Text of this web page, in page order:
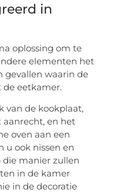
in
oplossing om te
elementen het
gevallen waarin de
de eetkamer.
van de kookplaat,
aanrecht, en het
oven aan een
u ook nissen en
manier zullen
in de kamer
in de decoratie